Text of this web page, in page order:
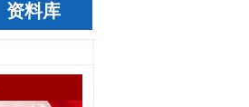
资料库